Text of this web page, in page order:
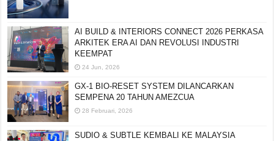
AI BUILD & INTERIORS CONNECT 2026 PERKASA
ARKITEK ERA AI DAN REVOLUSI INDUSTRI
KEEMPAT
24 Jun, 2026
GX-1 BIO-RESET SYSTEM DILANCARKAN
SEMPENA 20 TAHUN AMEZCUA
28 Februari, 2026
SUDIO & SUBTLE KEMBALI KE MALAYSIA